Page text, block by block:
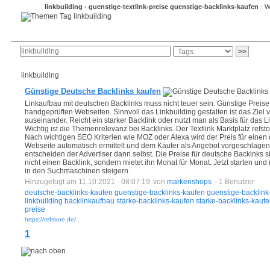
linkbuilding - guenstige-textlink-preise guenstige-backlinks-kaufen -
linkbuilding
Günstige Deutsche Backlinks kaufen
Linkaufbau mit deutschen Backlinks muss nicht teuer sein. Günstige
handgeprüften Webseiten. Sinnvoll das Linkbuilding gestalten ist das Ziel
auseinander. Reicht ein starker Backlink oder nutzt man als Basis für das
Wichtig ist die Themenrelevanz bei Backlinks. Der Textlink Marktplatz
Nach wichtigen SEO Kriterien wie MOZ oder Alexa wird der Preis für
Webseite automatisch ermittelt und dem Käufer als Angebot
entscheiden der Advertiser dann selbst. Die Preise für deutsche Backlnks
nicht einen Backlink, sondern mietet ihn Monat für Monat. Jetzt starten
in den Suchmaschinen steigern.
Hinzugefügt am 11.10.2021 - 08:07:19 von markenshops - 1 Benutzer
deutsche-backlinks-kaufen guenstige-backlinks-kaufen guenstige-
linkbuilding backlinkaufbau starke-backlinks-kaufen starke-backlinks-
preise
https://refstore.de/
1